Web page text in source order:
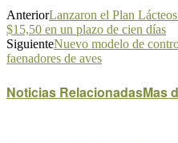
AnteriorLanzaron el Plan
$15,50 en un plazo de cien días
SiguienteNuevo modelo de
faenadores de aves
Noticias RelacionadasMas